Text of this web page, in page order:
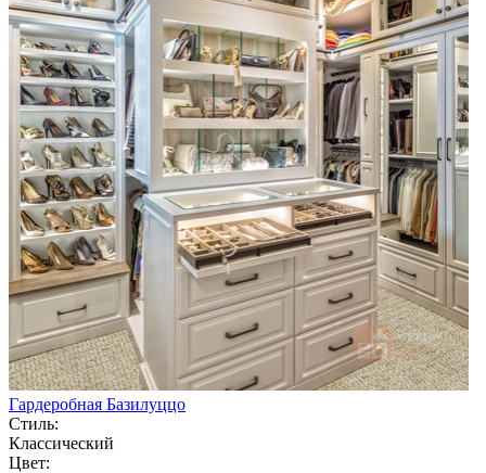
Гардеробная Базилуццо
Стиль:
Классический
Цвет: